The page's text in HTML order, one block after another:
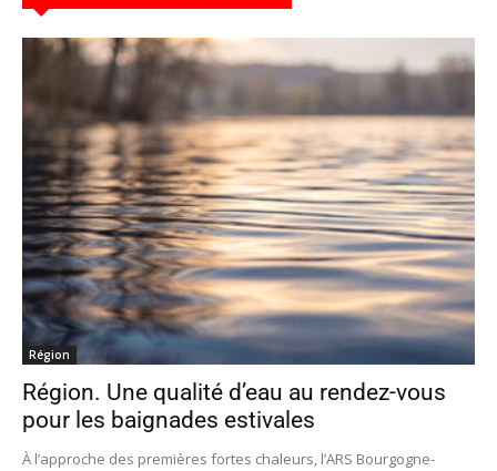
Région
Région. Une qualité d’eau au rendez-vous
pour les baignades estivales
À l’approche des premières fortes chaleurs, l’ARS Bourgogne-